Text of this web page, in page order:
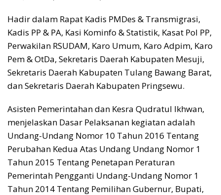
Hadir dalam Rapat Kadis PMDes & Transmigrasi,
Kadis PP & PA, Kasi Kominfo & Statistik, Kasat Pol PP,
Perwakilan RSUDAM, Karo Umum, Karo Adpim, Karo
Pem & OtDa, Sekretaris Daerah Kabupaten Mesuji,
Sekretaris Daerah Kabupaten Tulang Bawang Barat,
dan Sekretaris Daerah Kabupaten Pringsewu.
Asisten Pemerintahan dan Kesra Qudratul Ikhwan,
menjelaskan Dasar Pelaksanan kegiatan adalah
Undang-Undang Nomor 10 Tahun 2016 Tentang
Perubahan Kedua Atas Undang Undang Nomor 1
Tahun 2015 Tentang Penetapan Peraturan
Pemerintah Pengganti Undang-Undang Nomor 1
Tahun 2014 Tentang Pemilihan Gubernur, Bupati,